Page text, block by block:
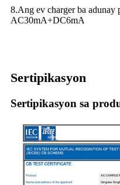
8.Ang ev charger ba adunay
AC30mA+DC6mA
Sertipikasyon
Sertipikasyon sa